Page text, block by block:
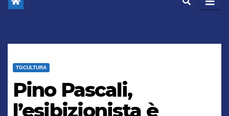
TGCULTURA
Pino Pascali,
l’esibizionista è